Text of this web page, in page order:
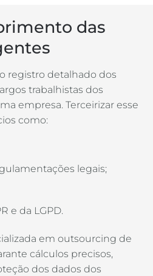
das
registro detalhado dos
trabalhistas dos
empresa. Terceirizar esse
como:
legais;
e da LGPD.
em outsourcing de
cálculos precisos,
dos dados dos